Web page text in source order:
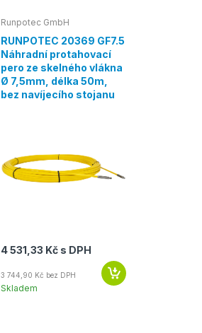
Runpotec GmbH
RUNPOTEC 20369 GF7.5
Náhradní protahovací
pero ze skelného vlákna
Ø 7,5mm, délka 50m,
bez navíjecího stojanu
4 531,33 Kč s DPH
3 744,90 Kč bez DPH
Skladem